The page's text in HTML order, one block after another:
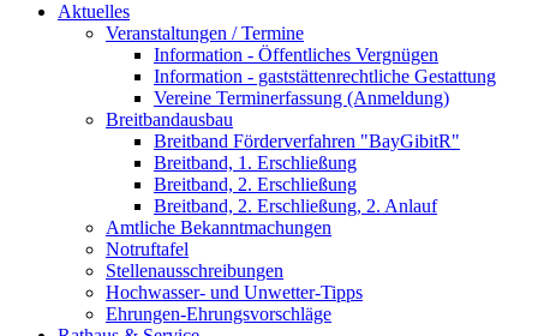
Aktuelles
Veranstaltungen / Termine
Information - Öffentliches Vergnügen
Information - gaststättenrechtliche Gestattung
Vereine Terminerfassung (Anmeldung)
Breitbandausbau
Breitband Förderverfahren "BayGibitR"
Breitband, 1. Erschließung
Breitband, 2. Erschließung
Breitband, 2. Erschließung, 2. Anlauf
Amtliche Bekanntmachungen
Notruftafel
Stellenausschreibungen
Hochwasser- und Unwetter-Tipps
Ehrungen-Ehrungsvorschläge